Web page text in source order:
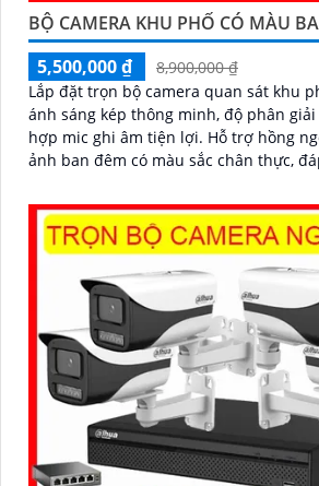
BỘ CAMERA KHU PHỐ CÓ MÀU
5,500,000 ₫
8,900,000 ₫
Lắp đặt trọn bộ camera quan sát khu
ánh sáng kép thông minh, độ phân giải
hợp mic ghi âm tiện lợi. Hỗ trợ hồng ngoại 30m cho hình
ảnh ban đêm có màu sắc chân thực,